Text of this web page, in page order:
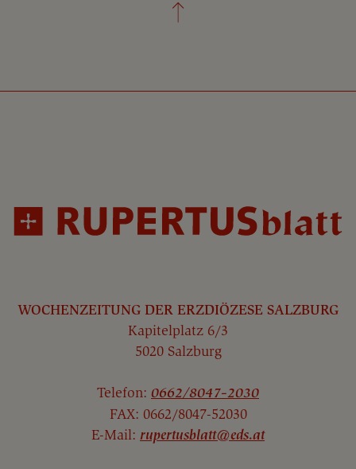
WOCHENZEITUNG DER ERZDIÖZESE SALZBURG
Kapitelplatz 6/3
5020 Salzburg
Telefon: 0662/8047-2030
FAX: 0662/8047-52030
E-Mail: rupertusblatt@eds.at